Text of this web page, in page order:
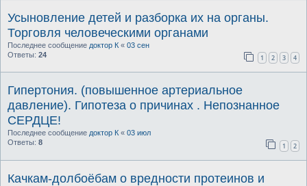
Усыновление детей и разборка их на органы.
Торговля человеческими органами
Последнее сообщение доктор К « 03 сен
Ответы: 24 1 2 3 4
Гипертония. (повышенное артериальное
давление). Гипотеза о причинах . Непознанное
СЕРДЦЕ!
Последнее сообщение доктор К « 03 июл
Ответы: 8 1 2
Качкам-долбоёбам о вредности протеинов и